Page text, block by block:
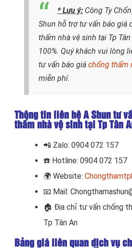
* Lưu ý: Công Ty
Shun hỗ trợ tư vấn báo giá
thấm nhà vệ sinh tại Tp
100%. Quý khách vui lòng
tư vấn báo giá chống thấm
miễn phí.
Thông tin liên hệ A Shun tư
thấm nhà vệ sinh tại Tp Tân
📲 Zalo: 0904 072 157
☎️ Hotline: 0904 072 157
🌍 Website:
📧 Mail:
🏠 Địa chỉ tư vấn chống
Tp Tân An
Bảng giá liên quan dịch vụ